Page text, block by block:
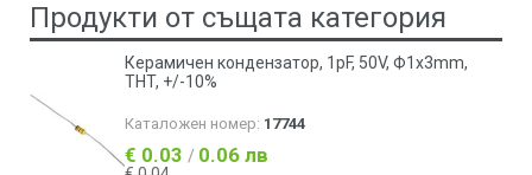
Продукти от същата категория
Керамичен кондензатор, 1pF, 50V, Ф1x3mm,
THT, +/-10%
Каталожен номер: 17744
€ 0.03 / 0.06 лв